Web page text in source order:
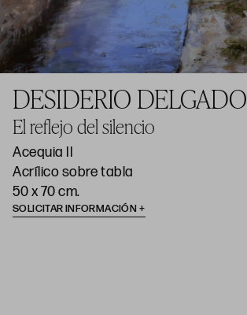
DESIDERIO DELGADO
El reflejo del silencio
Acequia II
Acrílico sobre tabla
50 x 70 cm.
SOLICITAR INFORMACIÓN